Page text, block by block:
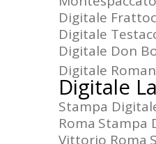
Digitale
Digitale
Digitale Don
Digitale
Digitale
Stampa
Roma Stampa
Vittorio Roma